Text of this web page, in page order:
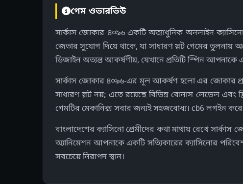
গেম ওভারভিউ
সার্কাস জোকার ৪০৯৬ একটি অত্যাধুনিক অনলাইন
জেতার সুযোগ দিয়ে থাকে, যা সাধারণ স্লট গেমের তুলনায়
ডিজাইন অত্যন্ত আকর্ষণীয়, যেখানে প্রতিটি স্পিন আপনাকে
সার্কাস জোকার ৪০৯৬-এর মূল আকর্ষণ হলো এর জোকার
সাধারণ স্লট নয়; এতে রয়েছে বিভিন্ন বোনাস লেভেল
গেমটির মেকানিক্স সবার জন্যই সহজবোধ্য। cb6 লগইন
বাংলাদেশের ক্যাসিনো প্রেমীদের কথা মাথায় রেখে
অ্যানিমেশন আপনাকে একটি সত্যিকারের ক্যাসিনোর
সবচেয়ে নিরাপদ স্থান।